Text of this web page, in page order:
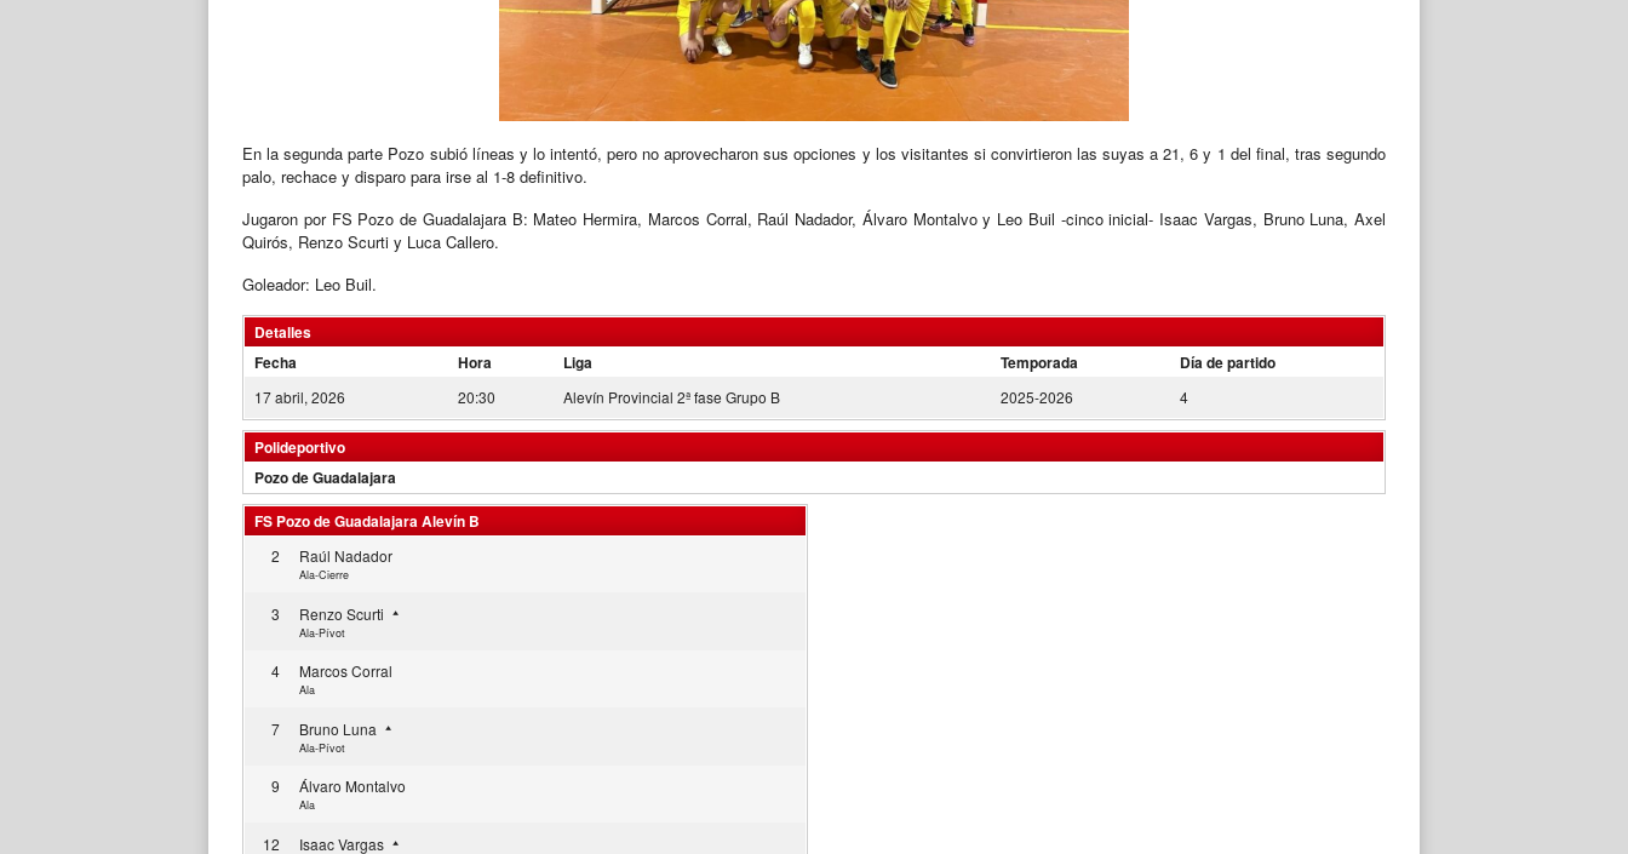
En la segunda parte Pozo subió líneas y lo intentó, pero no aprovecharon sus opciones y los visitantes si convirtieron las suyas a 21, 6 y 1 del final, tras segundo
palo, rechace y disparo para irse al 1-8 definitivo.
Jugaron por FS Pozo de Guadalajara B: Mateo Hermira, Marcos Corral, Raúl Nadador, Álvaro Montalvo y Leo Buil -cinco inicial- Isaac Vargas, Bruno Luna, Axel
Quirós, Renzo Scurti y Luca Callero.
Goleador: Leo Buil.
Detalles
Fecha
Hora Liga Temporada Día de partido
17 abril, 2026 20:30 Alevín Provincial 2ª fase Grupo B 2025-2026 4
Polideportivo
Pozo de Guadalajara
FS Pozo de Guadalajara Alevín B
2 Raúl Nadador
Ala-Cierre
3 Renzo Scurti
Ala-Pívot
4 Marcos Corral
Ala
7 Bruno Luna
Ala-Pívot
9 Álvaro Montalvo
Ala
12 Isaac Vargas